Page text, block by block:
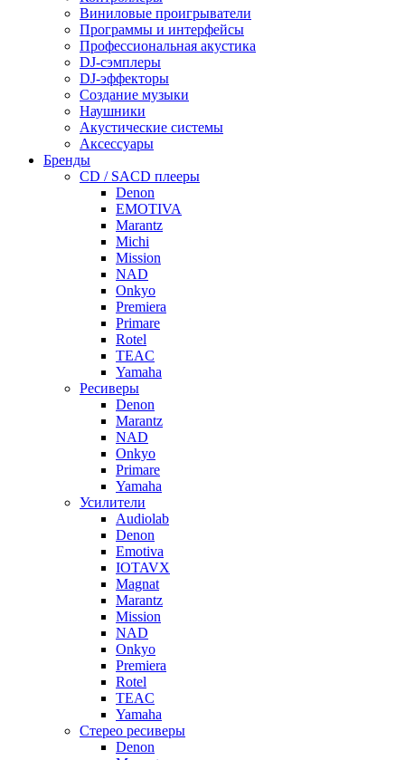
Виниловые проигрыватели
Программы и интерфейсы
Профессиональная акустика
DJ-сэмплеры
DJ-эффекторы
Создание музыки
Наушники
Акустические системы
Аксессуары
Бренды
CD / SACD плееры
Denon
EMOTIVA
Marantz
Michi
Mission
NAD
Onkyo
Premiera
Primare
Rotel
TEAC
Yamaha
Ресиверы
Denon
Marantz
NAD
Onkyo
Primare
Yamaha
Усилители
Audiolab
Denon
Emotiva
IOTAVX
Magnat
Marantz
Mission
NAD
Onkyo
Premiera
Rotel
TEAC
Yamaha
Стерео ресиверы
Denon